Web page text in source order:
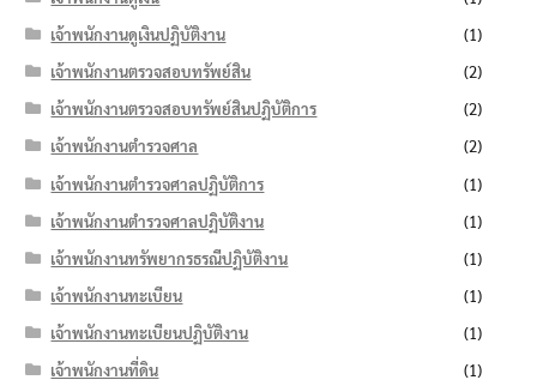
เจ้าพนักงานดูเงินปฏิบัติงาน
(1)
เจ้าพนักงานตรวจสอบทรัพย์สิน
(2)
เจ้าพนักงานตรวจสอบทรัพย์สินปฏิบัติการ
(2)
เจ้าพนักงานตำรวจศาล
(2)
เจ้าพนักงานตำรวจศาลปฏิบัติการ
(1)
เจ้าพนักงานตำรวจศาลปฏิบัติงาน
(1)
เจ้าพนักงานทรัพยากรธรณีปฏิบัติงาน
(1)
เจ้าพนักงานทะเบียน
(1)
เจ้าพนักงานทะเบียนปฏิบัติงาน
(1)
เจ้าพนักงานที่ดิน
(1)